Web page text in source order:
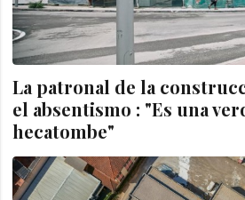
La patronal de la
el absentismo : "Es una
hecatombe"